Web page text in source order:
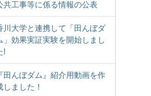
共工事等に係る情報の公表
川大学と連携して「田んぼダ
」効果実証実験を開始しまし
!
『田んぼダム』紹介用動画を作
しました！